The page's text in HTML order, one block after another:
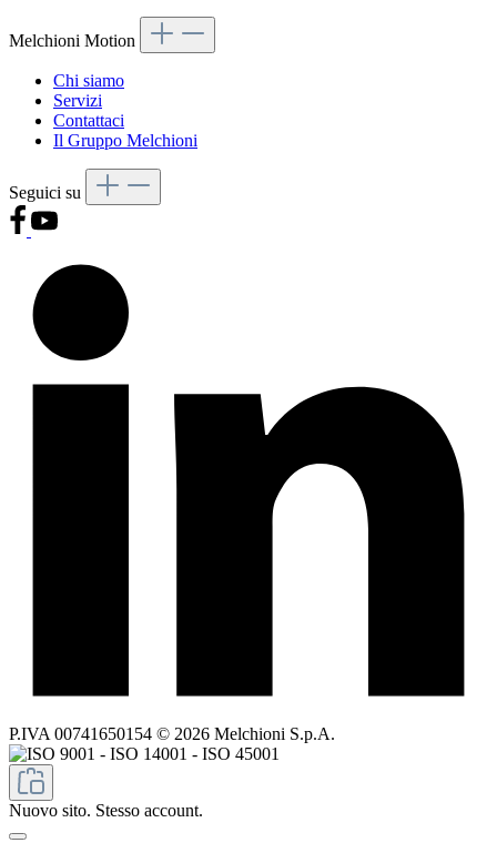
Melchioni Motion
Chi siamo
Servizi
Contattaci
Il Gruppo Melchioni
Seguici su
P.IVA 00741650154 © 2026 Melchioni S.p.A.
Nuovo sito. Stesso account.